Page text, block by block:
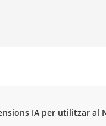
IA per utilitzar al